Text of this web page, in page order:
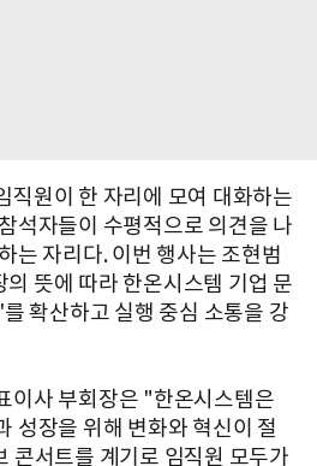
직원이 한 자리에 모여 대화하는
석자들이 수평적으로 의견을 나
는 자리다. 이번 행사는 조현범
뜻에 따라 한온시스템 기업 문
확산하고 실행 중심 소통을 강
이사 부회장은 "한온시스템은
성장을 위해 변화와 혁신이 절
콘서트를 계기로 임직원 모두가